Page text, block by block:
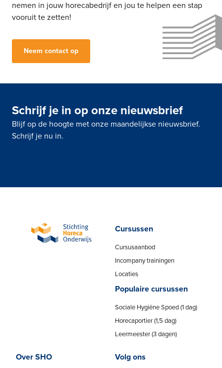
nemen in jouw horecabedrijf en jou te helpen een stap
vooruit te zetten!
Neem contact op
Schrijf je in op onze nieuwsbrief
Blijf op de hoogte met onze maandelijkse nieuwsbrief.
Schrijf je nu in.
Cursussen
Cursusaanbod
Incompany trainingen
Locaties
Populaire cursussen
Sociale Hygiëne Spoed (1 dag)
Horecaportier (1,5 dag)
Leermeester (3 dagen)
Over SHO Volg ons